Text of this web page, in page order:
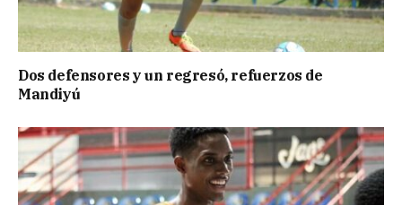
Dos defensores y un regresó, refuerzos de
Mandiyú